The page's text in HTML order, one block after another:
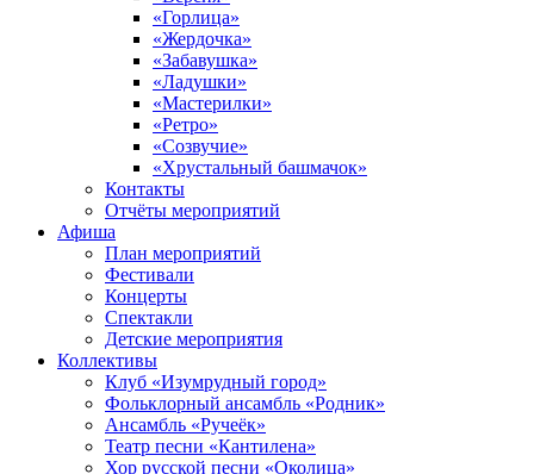
«Горлица»
«Жердочка»
«Забавушка»
«Ладушки»
«Мастерилки»
«Ретро»
«Созвучие»
«Хрустальный башмачок»
Контакты
Отчёты мероприятий
Афиша
План мероприятий
Фестивали
Концерты
Спектакли
Детские мероприятия
Коллективы
Клуб «Изумрудный город»
Фольклорный ансамбль «Родник»
Ансамбль «Ручеёк»
Театр песни «Кантилена»
Хор русской песни «Околица»